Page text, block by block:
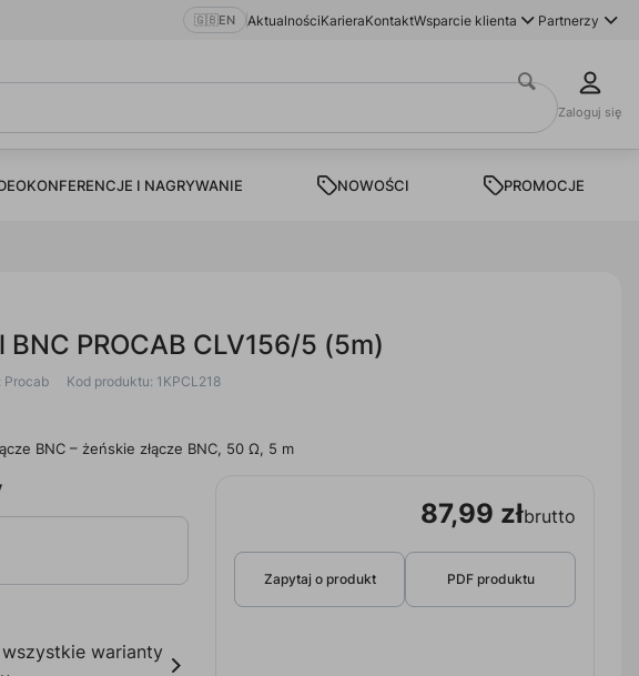
🇬🇧EN AktualnościKarieraKontaktWsparcie klienta Partnerzy
Zaloguj się
I NAGRYWANIE NOWOŚCI PROMOCJE
BNC PROCAB CLV156/5 (5m)
Procab Kod produktu: 1KPCL218
BNC – żeńskie złącze BNC, 50 Ω, 5 m
warianty
87,99 złbrutto
Zapytaj o produkt PDF produktu